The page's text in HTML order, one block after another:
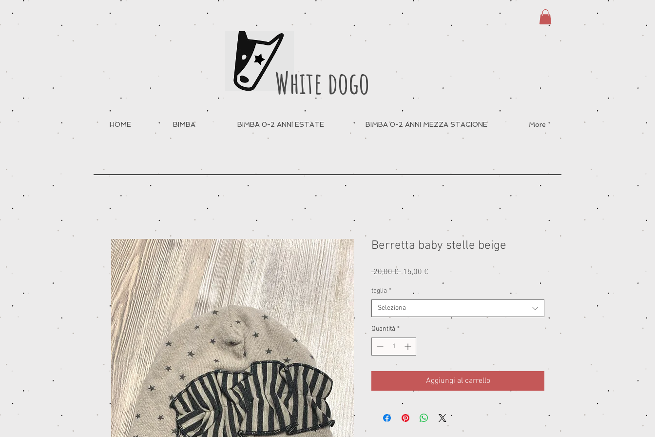
White dogo
HOME BIMBA BIMBA 0-2 ANNI ESTATE BIMBA 0-2 ANNI MEZZA STAGIONE More
Berretta baby stelle beige
20,00 € Prezzo
15,00 €
scontato
taglia *
Seleziona
Quantità *
Aggiungi al carrello